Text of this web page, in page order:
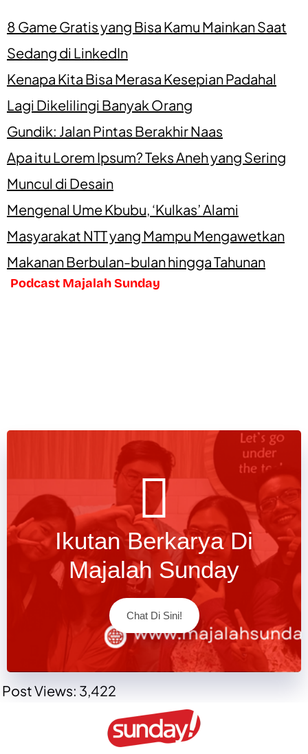
8 Game Gratis yang Bisa Kamu Mainkan Saat
Sedang di LinkedIn
Kenapa Kita Bisa Merasa Kesepian Padahal
Lagi Dikelilingi Banyak Orang
Gundik: Jalan Pintas Berakhir Naas
Apa itu Lorem Ipsum? Teks Aneh yang Sering
Muncul di Desain
Mengenal Ume Kbubu, ‘Kulkas’ Alami
Masyarakat NTT yang Mampu Mengawetkan
Makanan Berbulan-bulan hingga Tahunan
Podcast Majalah Sunday
Ikutan Berkarya Di
Majalah Sunday
Chat Di Sini!
Post Views: 3,422